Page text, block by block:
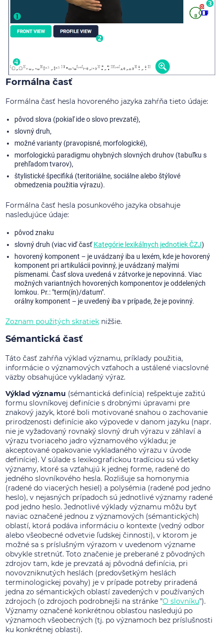
Formálna časť
Formálna časť hesla hovoreného jazyka zahŕňa tieto údaje:
pôvod slova (pokiaľ ide o slovo prevzaté),
slovný druh,
možné varianty (pravopisné, morfologické),
morfologickú paradigmu ohybných slovných druhov (tabuľku s
prehľadom tvarov),
štylistické špecifiká (teritoriálne, sociálne alebo štýlové
obmedzenia použitia výrazu).
Formálna časť hesla posunkového jazyka obsahuje
nasledujúce údaje:
pôvod znaku
slovný druh (viac viď časť Kategórie lexikálnych jednotiek ČZJ)
hovorený komponent – je uvádzaný iba u lexém, kde je hovorený
komponent pri artikulácii povinný, je uvádzaný malými
písmenami. Časť slova uvedená v zátvorke je nepovinná. Viac
možných variantných hovorených komponentov je oddelených
lomkou. Pr.: "term(ín)/datum".
orálny komponent – je uvedený iba v prípade, že je povinný.
Zoznam použitých skratieknižšie.
Sémantická časť
Táto časť zahŕňa výklad významu, príklady použitia,
informácie o významových vzťahoch a ustálené viacslovné
väzby obsahujúce vykladaný výraz.
Výklad významu (sémantická definícia) rešpektuje zažitú
formu slovníkovej definície s drobnými úpravami pre
znakový jazyk, ktoré boli motivované snahou o zachovanie
prirodzenosti definície ako výpovede v danom jazyku (napr.
nie je vyžadovaný rovnaký slovný druh výrazu v záhlaví a
výrazu tvoriaceho jadro významového výkladu; je
akceptované opakovanie vykladaného výrazu v úvode
definície). V súlade s lexikografickou tradíciou sú všetky
významy, ktoré sa vzťahujú k jednej forme, radené do
jedného slovníkového hesla. Rozlišuje sa homonymia
(radené do viacerých hesiel) a polysémia (radené pod jedno
heslo), v nejasných prípadoch sú jednotlivé významy radené
pod jedno heslo. Jednotlivé výklady významu môžu byť
naviac označené jednou z významových (sémantických)
oblastí, ktorá podáva informáciu o kontexte (vedný odbor
alebo všeobecné odvetvie ľudskej činnosti), v ktorom je
možné sa s príslušným výrazom v uvedenom význame
obvykle stretnúť. Toto značenie je preberané z pôvodných
zdrojov tam, kde je prevzatá aj pôvodná definícia, pri
novovzniknutých heslách (predovšetkým heslách
terminologickej povahy) je v prípade potreby priradená
jedna zo sémantických oblastí zavedených v používaných
zdrojoch (o zdrojoch podrobnejši na stránke "O slovníku").
Významy označené konkrétnou oblasťou nasledujú po
významoch všeobecných (tj. po významoch bez príslušnosti
ku konkrétnej oblasti).